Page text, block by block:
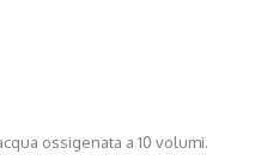
ossigenata a 10 volumi.